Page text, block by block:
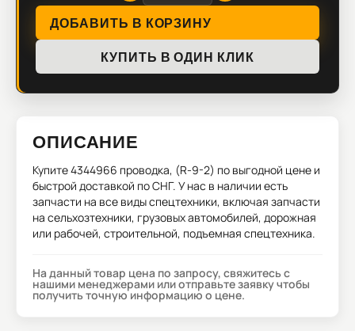
ДОБАВИТЬ В КОРЗИНУ
КУПИТЬ В ОДИН КЛИК
ОПИСАНИЕ
Купите4344966 проводка, (R-9-2) по выгодной цене и
быстрой доставкой по СНГ. У нас в наличии есть
запчасти на все виды спецтехники, включая запчасти
на сельхозтехники, грузовых автомобилей, дорожная
или рабочей, строительной, подъемная спецтехника.
На данный товар цена по запросу, свяжитесь с
нашими менеджерами или отправьте заявку чтобы
получить точную информацию о цене.